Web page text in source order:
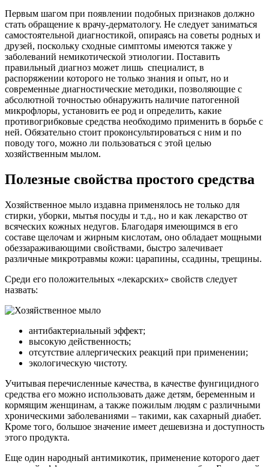
Первым шагом при появлении подобных признаков должно
стать обращение к врачу-дерматологу. Не следует заниматься
самостоятельной диагностикой, опираясь на советы родных и
друзей, поскольку сходные симптомы имеются также у
заболеваний немикотической этиологии. Поставить
правильный диагноз может лишь специалист, в
распоряжении которого не только знания и опыт, но и
современные диагностические методики, позволяющие с
абсолютной точностью обнаружить наличие патогенной
микрофлоры, установить ее род и определить, какие
противогрибковые средства необходимо применить в борьбе с
ней. Обязательно стоит проконсультироваться с ним и по
поводу того, можно ли пользоваться с этой целью
хозяйственным мылом.
Полезные свойства простого средства
Хозяйственное мыло издавна применялось не только для
стирки, уборки, мытья посуды и т.д., но и как лекарство от
всяческих кожных недугов. Благодаря имеющимся в его
составе щелочам и жирным кислотам, оно обладает мощными
обеззараживающими свойствами, быстро залечивает
различные микротравмы кожи: царапины, ссадины, трещины.
Среди его положительных «лекарских» свойств следует
назвать:
антибактериальный эффект;
высокую действенность;
отсутствие аллергических реакций при применении;
экологическую чистоту.
Учитывая перечисленные качества, в качестве фунгицидного
средства его можно использовать даже детям, беременным и
кормящим женщинам, а также пожилым людям с различными
хроническими заболеваниями – такими, как сахарный диабет.
Кроме того, большое значение имеет дешевизна и доступность
этого продукта.
Еще один народный антимикотик, применение которого дает